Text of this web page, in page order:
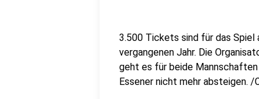
3.500 Tickets sind für das Spiel
vergangenen Jahr. Die
geht es für beide Mannschaften
Essener nicht mehr absteigen. /